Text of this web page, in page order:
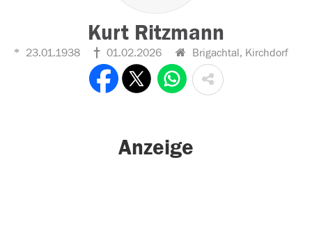
Kurt Ritzmann
23.01.1938 01.02.2026 Brigachtal, Kirchdorf
Anzeige